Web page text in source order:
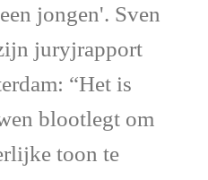
jongen'. Sven
juryjrapport
“Het is
blootlegt om
toon te